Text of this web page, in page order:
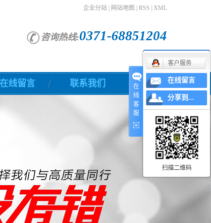
企业分站| 网站地图 RSS XML
咨询热线:0371-68851204
在线留言 联系我们
在
线
客
服
客户服务
在线留言
分享到...
扫描二维码